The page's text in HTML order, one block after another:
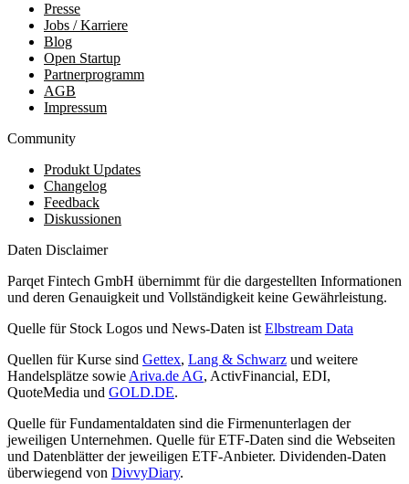
Presse
Jobs / Karriere
Blog
Open Startup
Partnerprogramm
AGB
Impressum
Community
Produkt Updates
Changelog
Feedback
Diskussionen
Daten Disclaimer
Parqet Fintech GmbH übernimmt für die dargestellten Informationen
und deren Genauigkeit und Vollständigkeit keine Gewährleistung.
Quelle für Stock Logos und News-Daten ist Elbstream Data
Quellen für Kurse sind Gettex, Lang & Schwarz und weitere
Handelsplätze sowie Ariva.de AG, ActivFinancial, EDI,
QuoteMedia und GOLD.DE.
Quelle für Fundamentaldaten sind die Firmenunterlagen der
jeweiligen Unternehmen. Quelle für ETF-Daten sind die Webseiten
und Datenblätter der jeweiligen ETF-Anbieter. Dividenden-Daten
überwiegend von DivvyDiary.